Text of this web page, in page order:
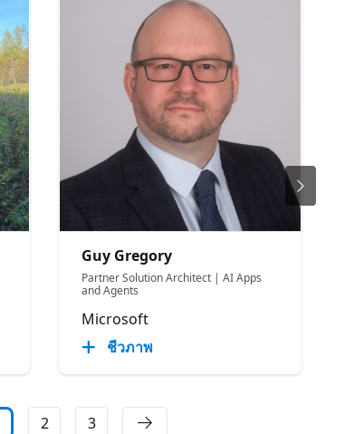
Guy Gregory
Partner Solution Architect | AI Apps
and Agents
Microsoft
ชีวภาพ
2 3